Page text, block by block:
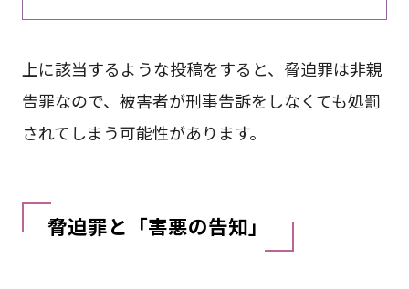
上に該当するような投稿をすると、脅迫罪は非親
告罪なので、被害者が刑事告訴をしなくても処罰
されてしまう可能性があります。
脅迫罪と「害悪の告知」